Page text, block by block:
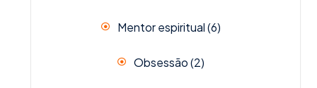
Mentor espiritual(6)
Obsessão(2)